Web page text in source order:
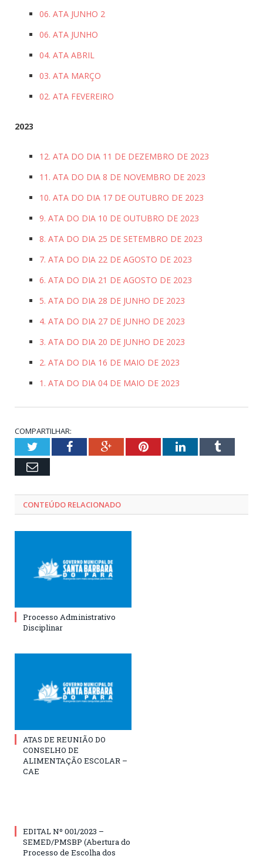
06. ATA JUNHO 2
06. ATA JUNHO
04. ATA ABRIL
03. ATA MARÇO
02. ATA FEVEREIRO
2023
12. ATA DO DIA 11 DE DEZEMBRO DE 2023
11. ATA DO DIA 8 DE NOVEMBRO DE 2023
10. ATA DO DIA 17 DE OUTUBRO DE 2023
9. ATA DO DIA 10 DE OUTUBRO DE 2023
8. ATA DO DIA 25 DE SETEMBRO DE 2023
7. ATA DO DIA 22 DE AGOSTO DE 2023
6. ATA DO DIA 21 DE AGOSTO DE 2023
5. ATA DO DIA 28 DE JUNHO DE 2023
4. ATA DO DIA 27 DE JUNHO DE 2023
3. ATA DO DIA 20 DE JUNHO DE 2023
2. ATA DO DIA 16 DE MAIO DE 2023
1. ATA DO DIA 04 DE MAIO DE 2023
COMPARTILHAR:
TwitterFacebookGoogle+PinterestLinkedInTumblr
Email
CONTEÚDO RELACIONADO
Processo Administrativo
Disciplinar
ATAS DE REUNIÃO DO
CONSELHO DE
ALIMENTAÇÃO ESCOLAR –
CAE
EDITAL Nº 001/2023 –
SEMED/PMSBP (Abertura do
Processo de Escolha dos